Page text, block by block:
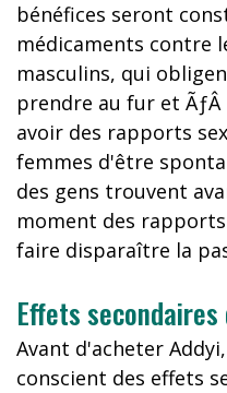
bénéfices seront
médicaments contre
masculins, qui
prendre au fur et
avoir des rapports
femmes d'être
des gens trouvent
moment des
faire disparaître la
Effets secondaires
Avant d'acheter
conscient des effets